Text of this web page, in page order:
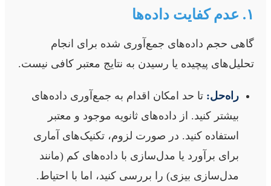
۱. عدم کفایت داده‌ها
گاهی حجم داده‌های جمع‌آوری شده برای انجام
تحلیل‌های پیچیده یا رسیدن به نتایج معتبر کافی نیست.
راه‌حل: تا حد امکان اقدام به جمع‌آوری داده‌های
بیشتر کنید. از داده‌های ثانویه موجود و معتبر
استفاده کنید. در صورت لزوم، تکنیک‌های آماری
برای برآورد یا مدل‌سازی با داده‌های کم (مانند
مدل‌سازی بیزی) را بررسی کنید، اما با احتیاط.